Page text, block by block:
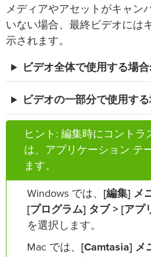
メディアやアセットがキャン
いない場合、最終ビデオには
示されます。
ビデオ全体で使用する場合:
ビデオの一部分で使用す
ヒント: 編集時にコントラ
は、アプリケーション テ
ます。
Windows では、
[編集] メ
[プログラム] タブ > [アプ
を選択します。
Mac では、
[Camtasia] メ